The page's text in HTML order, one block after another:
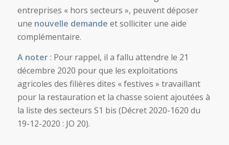
entreprises « hors secteurs », peuvent déposer
une nouvelle demande et solliciter une aide
complémentaire.
A noter: Pour rappel, il a fallu attendre le 21
décembre 2020 pour que les exploitations
agricoles des filières dites « festives » travaillant
pour la restauration et la chasse soient ajoutées à
la liste des secteurs S1 bis (Décret 2020-1620 du
19-12-2020 : JO 20).